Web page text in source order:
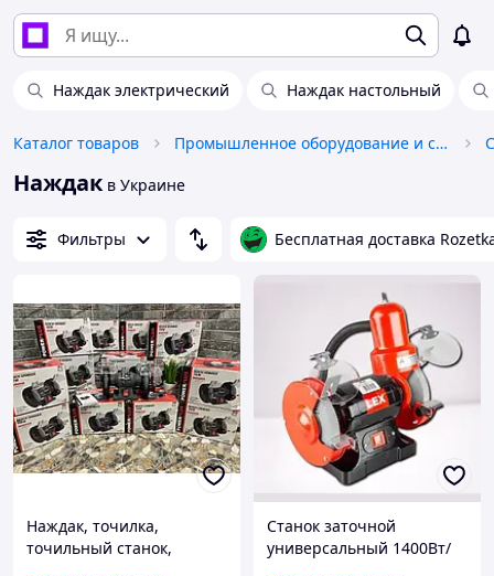
Наждак электрический Наждак настольный
Каталог товаров Промышленное оборудование и станки
Наждак в Украине
Фильтры Бесплатная доставка
Наждак, точилка,
точильный станок,
Станок заточной
универсальный 1400Вт/